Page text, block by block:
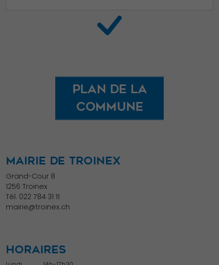
Plan de la
commune
MAIRIE DE TROINEX
Grand-Cour 8
1256 Troinex
Tél. 022 784 31 11
mairie@troinex.ch
HORAIRES